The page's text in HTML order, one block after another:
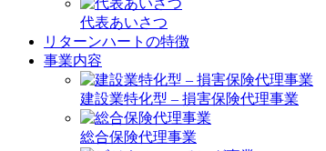
代表あいさつ
リターンハートの特徴
事業内容
建設業特化型 – 損害保険代理事業
総合保険代理事業